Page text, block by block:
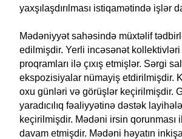
yaxşılaşdırılması istiqamətində işlər
Mədəniyyət sahəsində müxtəlif
edilmişdir. Yerli incəsənət kollektivləri
proqramları ilə çıxış etmişlər. Sərgi
ekspozisiyalar nümayiş etdirilmişdir.
oxu günləri və görüşlər keçirilmişdir.
yaradıcılıq fəaliyyətinə dəstək
keçirilmişdir. Mədəni irsin qorunması
davam etmişdir. Mədəni həyatın